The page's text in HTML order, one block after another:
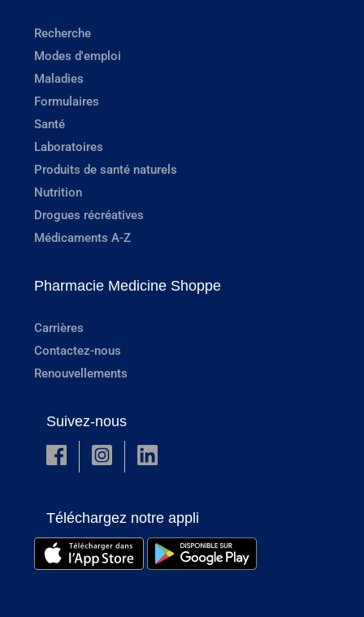
Recherche
Modes d'emploi
Maladies
Formulaires
Santé
Laboratoires
Produits de santé naturels
Nutrition
Drogues récréatives
Médicaments A-Z
Pharmacie Medicine Shoppe
Carrières
Contactez-nous
Renouvellements
Suivez-nous
Téléchargez notre appli